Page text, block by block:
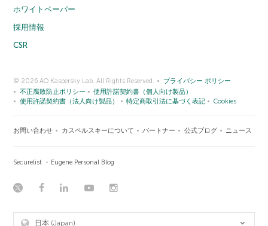
ホワイトペーパー
採用情報
CSR
© 2026 AO Kaspersky Lab. All Rights Reserved.
プライバシー ポリシー
不正腐敗防止ポリシー
使用許諾契約書（個人向け製品）
使用許諾契約書（法人向け製品）
特定商取引法に基づく表記 Cookies
お問い合わせ カスペルスキーについて パートナー 公式ブログ ニュース
Securelist Eugene Personal Blog
日本 (Japan)